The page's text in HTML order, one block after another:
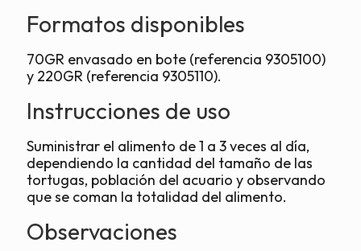
Formatos disponibles
70GR envasado en bote (referencia 9305100)
y 220GR (referencia 9305110).
Instrucciones de uso
Suministrar el alimento de 1 a 3 veces al día,
dependiendo la cantidad del tamaño de las
tortugas, población del acuario y observando
que se coman la totalidad del alimento.
Observaciones